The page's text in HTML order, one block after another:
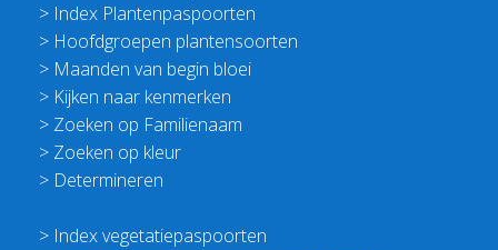
> Index Plantenpaspoorten
> Hoofdgroepen plantensoorten
> Maanden van begin bloei
> Kijken naar kenmerken
> Zoeken op Familienaam
> Zoeken op kleur
> Determineren
> Index vegetatiepaspoorten